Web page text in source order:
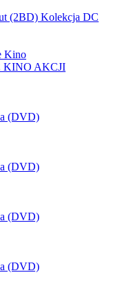
(2BD) Kolekcja DC
Kino
KINO AKCJI
(DVD)
(DVD)
(DVD)
(DVD)